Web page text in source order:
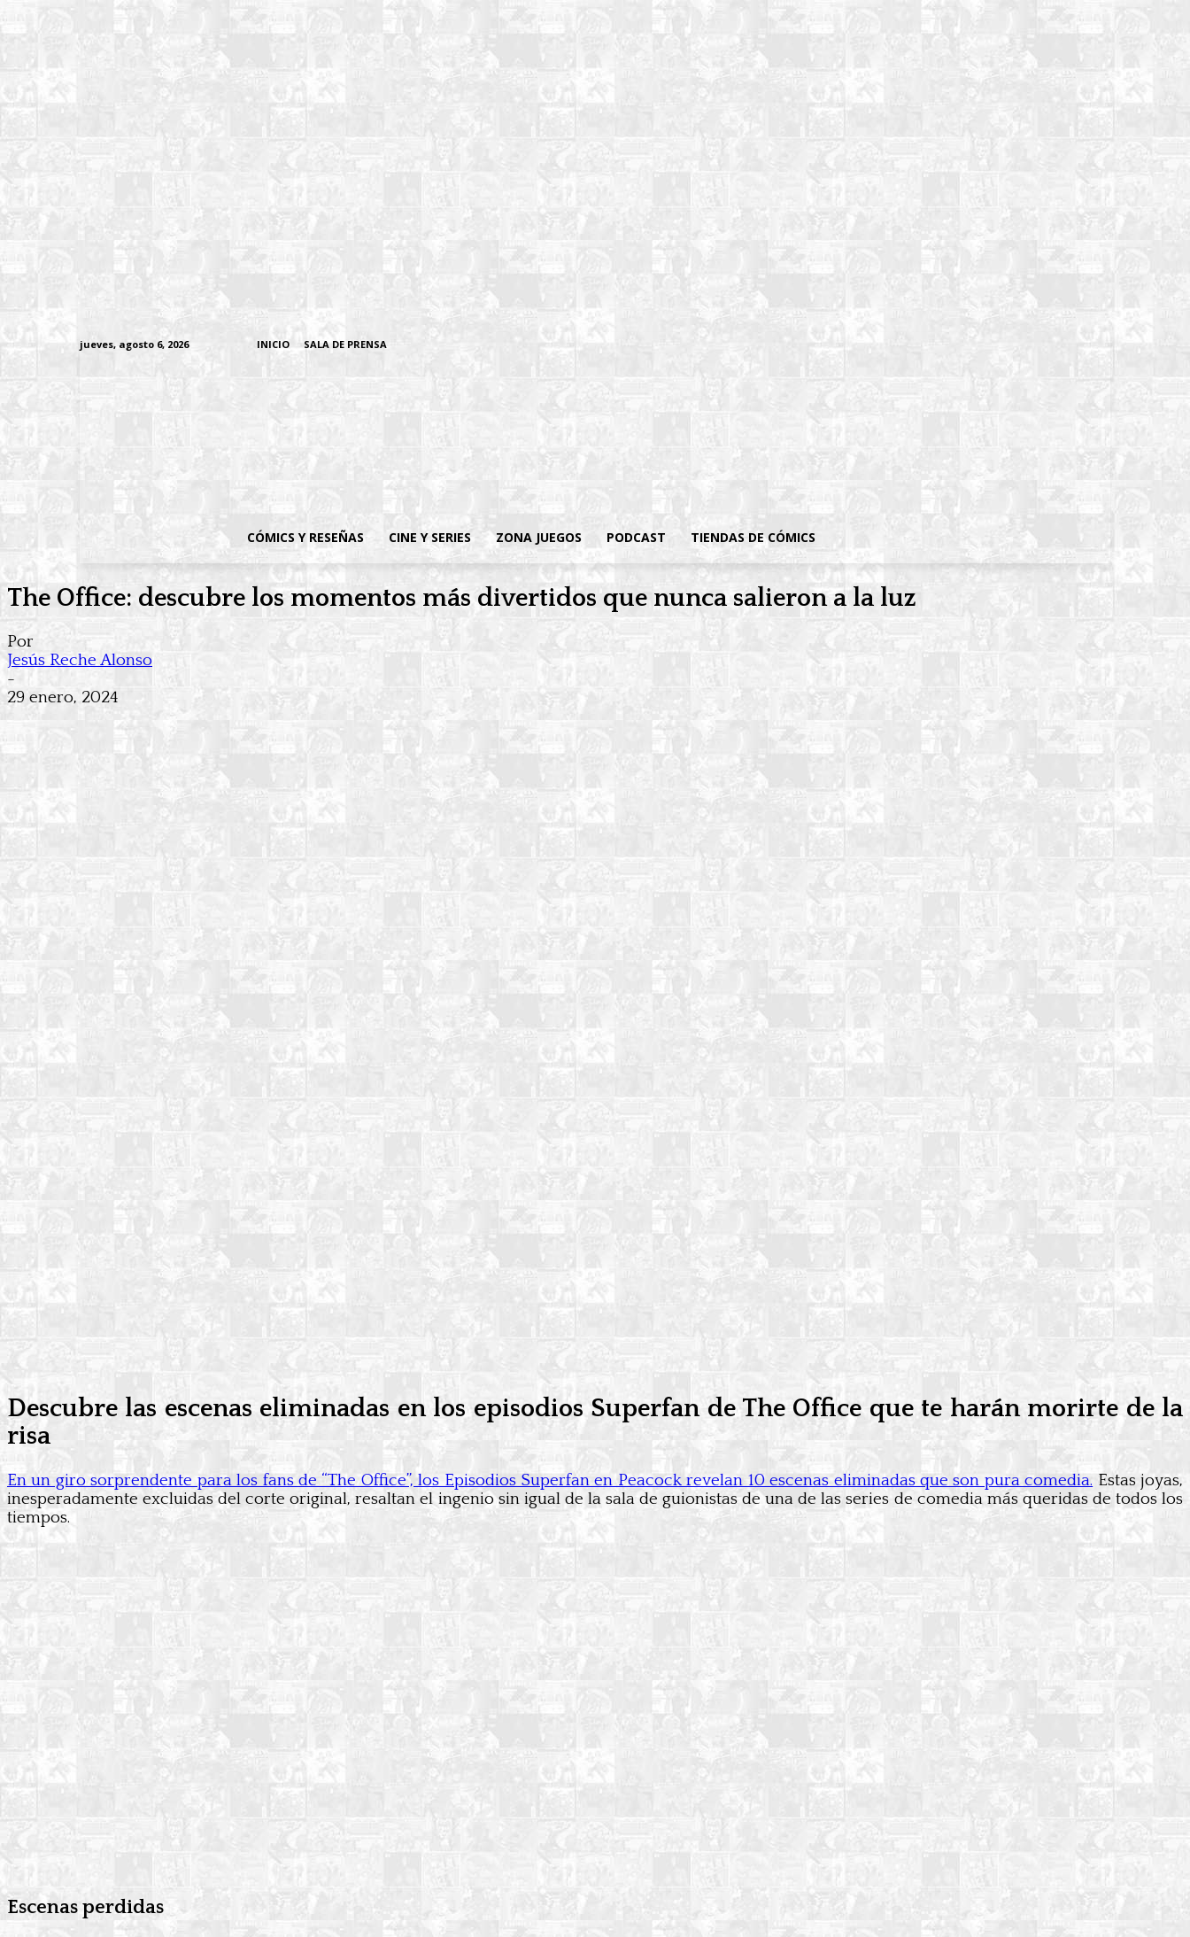
jueves, agosto 6, 2026 INICIO SALA DE PRENSA
CÓMICS Y RESEÑAS CINE Y SERIES ZONA JUEGOS PODCAST TIENDAS DE CÓMICS
The Office: descubre los momentos más divertidos que nunca salieron a la luz
Por
Jesús Reche Alonso
-
29 enero, 2024
Descubre las escenas eliminadas en los episodios Superfan de The Office que te harán morirte de la
risa
En un giro sorprendente para los fans de “The Office”, los Episodios Superfan en Peacock revelan 10 escenas eliminadas que son pura comedia. Estas joyas,
inesperadamente excluidas del corte original, resaltan el ingenio sin igual de la sala de guionistas de una de las series de comedia más queridas de todos los
tiempos.
Escenas perdidas